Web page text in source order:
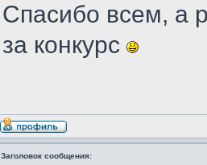
Спасибо всем, а
за конкурс
Заголовок сообщения: